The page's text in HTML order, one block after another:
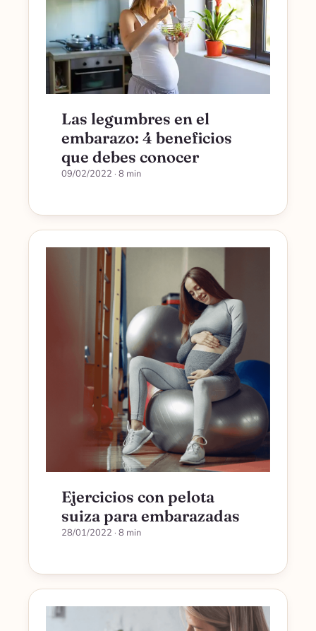
Las legumbres en el
embarazo: 4 beneficios
que debes conocer
09/02/2022 · 8 min
Ejercicios con pelota
suiza para embarazadas
28/01/2022 · 8 min